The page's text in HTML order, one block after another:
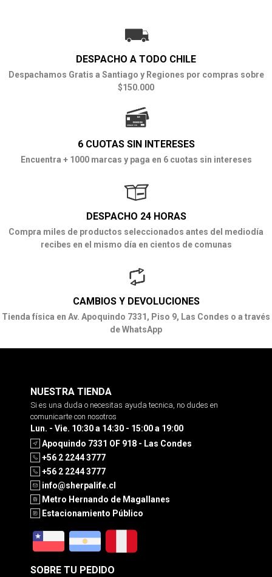
DESPACHO A TODO CHILE
Despachamos Gratis a Santiago y Regiones por compras sobre
$150.000
6 CUOTAS SIN INTERESES
Encuentra + 1000 marcas y paga en 6 cuotas sin intereses
DESPACHO 24 HORAS
Compra miles de productos seleccionados antes del mediodía
recibes en el mismo día en cientos de comunas
CAMBIOS Y DEVOLUCIONES
Tienda física en Av. Apoquindo 7331, Piso 9, Las Condes o a través
de WhatsApp
NUESTRA TIENDA
Si es una duda o necesitas ayuda tecnica, no dudes en
comunicarte con nosotros
Lun. - Vie. 10:30 a 14:30 - 15:00 a 19:00
Apoquindo 7331 OF 918 - Las Condes
+56 2 2244 3777
+56 2 2244 3777
info@sherpalife.cl
Metro Hernando de Magallanes
Estacionamiento Público
SOBRE TU PEDIDO